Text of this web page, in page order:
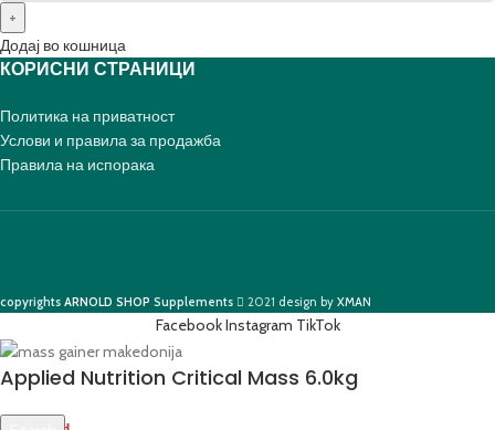
Додај во кошница
КОРИСНИ СТРАНИЦИ
Политика на приватност
Услови и правила за продажба
Правила на испорака
copyrights ARNOLD SHOP Supplements 2021 design by XMAN
FacebookInstagram TikTok
Applied Nutrition Critical Mass 6.0kg
ден